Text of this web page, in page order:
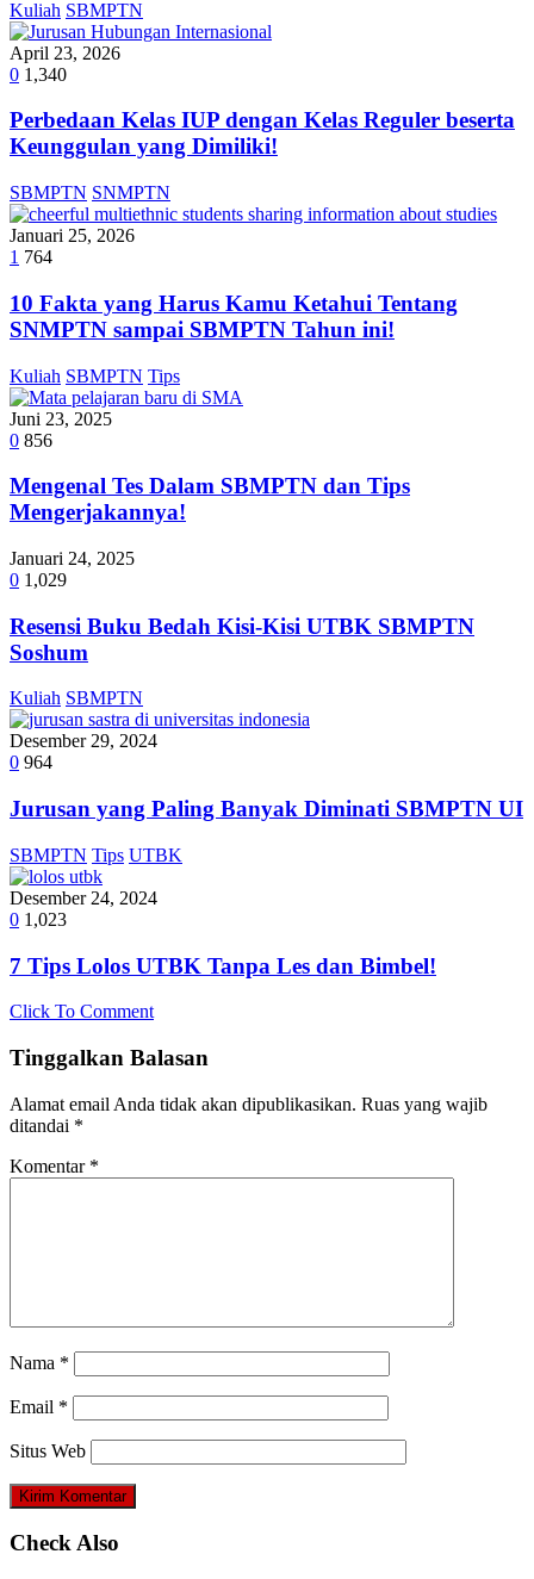
Kuliah SBMPTN
April 23, 2026
0 1,340
Perbedaan Kelas IUP dengan Kelas Reguler beserta
Keunggulan yang Dimiliki!
SBMPTN SNMPTN
Januari 25, 2026
1 764
10 Fakta yang Harus Kamu Ketahui Tentang
SNMPTN sampai SBMPTN Tahun ini!
Kuliah SBMPTN Tips
Juni 23, 2025
0 856
Mengenal Tes Dalam SBMPTN dan Tips
Mengerjakannya!
Januari 24, 2025
0 1,029
Resensi Buku Bedah Kisi-Kisi UTBK SBMPTN
Soshum
Kuliah SBMPTN
Desember 29, 2024
0 964
Jurusan yang Paling Banyak Diminati SBMPTN UI
SBMPTN Tips UTBK
Desember 24, 2024
0 1,023
7 Tips Lolos UTBK Tanpa Les dan Bimbel!
Click To Comment
Tinggalkan Balasan
Alamat email Anda tidak akan dipublikasikan. Ruas yang wajib
ditandai *
Komentar *
Nama *
Email *
Situs Web
Check Also